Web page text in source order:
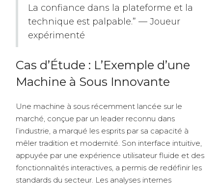
La confiance dans la plateforme et la
technique est palpable.” — Joueur
expérimenté
Cas d’Étude : L’Exemple d’une
Machine à Sous Innovante
Une machine à sous récemment lancée sur le
marché, conçue par un leader reconnu dans
l’industrie, a marqué les esprits par sa capacité à
mêler tradition et modernité. Son interface intuitive,
appuyée par une expérience utilisateur fluide et des
fonctionnalités interactives, a permis de redéfinir les
standards du secteur. Les analyses internes